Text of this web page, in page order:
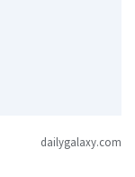
dailygalaxy.com